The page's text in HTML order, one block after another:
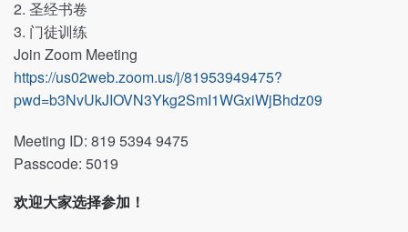
2. 圣经书卷
3. 门徒训练
Join Zoom Meeting
https://us02web.zoom.us/j/81953949475?
pwd=b3NvUkJIOVN3Ykg2SmI1WGxiWjBhdz09
Meeting ID: 819 5394 9475
Passcode: 5019
欢迎大家选择参加！